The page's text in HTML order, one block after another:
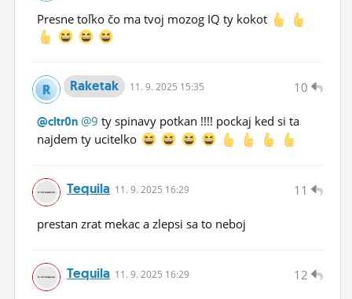
Presne toľko čo ma tvoj mozog IQ ty kokot
10
Raketak 11. 9. 2025 15:35
@cltr0n @9 ty spinavy potkan !!!! pockaj ked si ta
najdem ty ucitelko
11
Tequila 11. 9. 2025 16:29
prestan zrat mekac a zlepsi sa to neboj
12
Tequila 11. 9. 2025 16:29